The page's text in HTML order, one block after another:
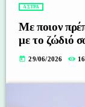
ΑΣΤΡΑ
Με ποιον
με το ζώδιό
today 29/06/2026 16